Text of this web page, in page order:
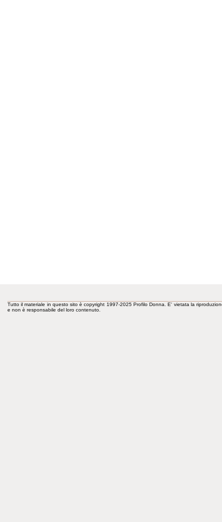
Tutto il materiale in questo sito è copyright 1997-2025 Profilo Donna. E' vietata la
e non è responsabile del loro contenuto.